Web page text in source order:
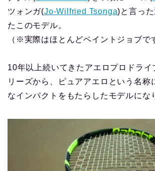
ツォンガ(Jo-Wilfried Tsonga)と言っ
たこのモデル。
（※実際はほとんどペイントジョブで
10年以上続いてきたアエロプロドラ
リーズから、ピュアアエロという名称
なインパクトをもたらしたモデルにな